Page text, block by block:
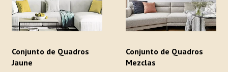
Conjunto de Quadros
Jaune
Conjunto de Quadros
Mezclas